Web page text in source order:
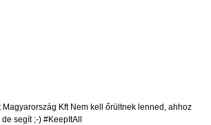
Kft Nem kell őrültnek lenned, ahhoz
segít ;-) #KeepItAll